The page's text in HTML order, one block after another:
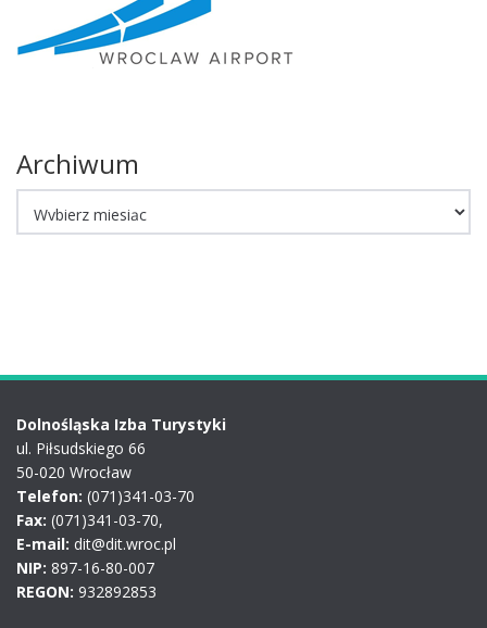
Archiwum
Dolnośląska Izba Turystyki
ul. Piłsudskiego 66
50-020 Wrocław
Telefon: (071)341-03-70
Fax: (071)341-03-70,
E-mail: dit@dit.wroc.pl
NIP: 897-16-80-007
REGON: 932892853